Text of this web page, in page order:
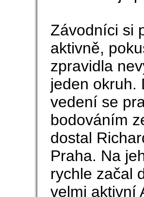
Závodníci si
aktivně,
zpravidla
jeden okruh.
vedení se
bodováním
dostal
Praha. Na
rychle začal
velmi aktivní